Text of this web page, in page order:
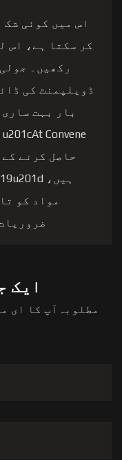
اس میں کوئی
کر سکتا ہے، اس
رکھیں۔
ڈویلپمنٹ کی
بار بہت
حاصل کرنے
مواد کو
ایک
آپ کا ای مطلوبہ